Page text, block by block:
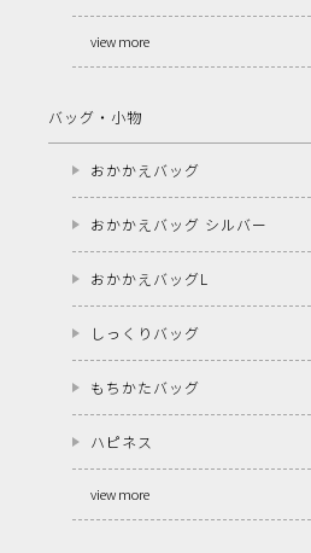
view more
バッグ・小物
おかかえバッグ
おかかえバッグ シルバー
おかかえバッグL
しっくりバッグ
もちかたバッグ
ハピネス
view more